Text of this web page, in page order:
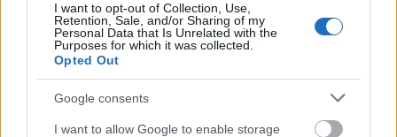
I want to opt-out of Collection, Use,
Retention, Sale, and/or Sharing of my
Personal Data that Is Unrelated with the
Purposes for which it was collected.
Opted Out
Google consents
I want to allow Google to enable storage
Film Külföldi